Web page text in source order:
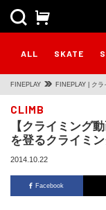
ALL SKATE
FINEPLAY FINEPLAY | ク
CLIMB
【クライミング
を登るクライミ
2014.10.22
Facebook